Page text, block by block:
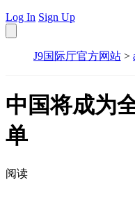
Log In Sign Up
J9国际厅官方网站 >
中国将成为
单
阅读